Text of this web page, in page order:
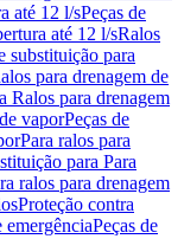
até 12 l/sPeças de
até 12 l/sRalos
substituição para
para drenagem de
Ralos para drenagem
vaporPeças de
Para ralos para
para Para
ralos para drenagem
Proteção contra
emergênciaPeças de